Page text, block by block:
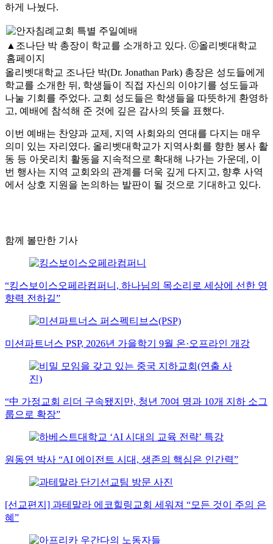
하게 나눴다.
▲조나단 박 총장이 학교를 소개하고 있다. ⓒ올리벳대학교
홈페이지
올리벳대학교 조나단 박(Dr. Jonathan Park) 총장은 성도들에게
학교를 소개한 뒤, 학생들이 직접 자신의 이야기를 성도들과
나눌 기회를 주었다. 교회 성도들은 학생들을 따뜻하게 환영하
고, 예배에 참석해 준 것에 깊은 감사의 뜻을 표했다.
이번 예배는 찬양과 교제, 지역 사회와의 연대를 다지는 매우
의미 있는 자리였다. 올리벳대학교가 지역사회를 향한 봉사 활
동 등 아웃리치 활동을 지속적으로 확대해 나가는 가운데, 이
번 행사는 지역 교회와의 관계를 더욱 깊게 다지고, 향후 사역
에서 상호 지원을 논의하는 발판이 될 것으로 기대하고 있다.
함께 볼만한 기사
“킹스보이스오페라컴퍼니, 하나님의 목소리로 세상에 선한 영
향력 전하길”
미션파트너스 PSP, 2026년 가을학기 9월 온·오프라인 개강
“中 가정교회 리더 구속됐지만, 청년 70여 명과 10개 지하 소그
룹으로 확장”
원동연 박사 “AI 에이전트 시대, 생존의 핵심은 인간력”
[선교편지] 과테말라 에코힐링교회 세워져 “모든 것이 주의 은
혜”